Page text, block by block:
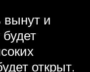
вынут и
открыт.